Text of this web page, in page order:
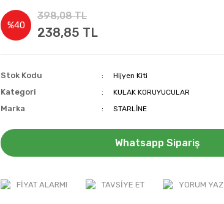
%40
398,08 TL
238,85 TL
Stok Kodu Hijyen Kiti
Kategori KULAK KORUYUCULAR
Marka STARLİNE
Whatsapp Sipariş
FIYAT ALARMI TAVSIYE ET YORUM YAZ